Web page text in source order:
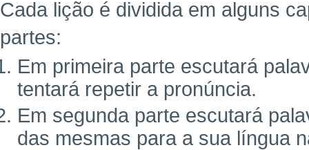
Cada lição é dividida em alguns
partes:
Em primeira parte escutará
tentará repetir a pronúncia.
Em segunda parte escutará
das mesmas para a sua língua